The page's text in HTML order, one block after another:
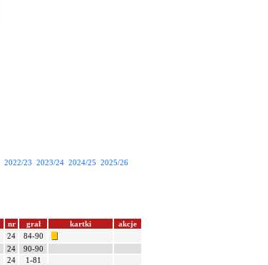
2022/23 2023/24 2024/25 2025/26
nr grał kartki
akcje
24
84-90
24
90-90
24
1-81